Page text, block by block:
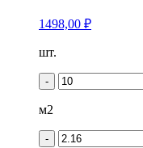
1498,00 ₽
Количество
Кронапласт
-
КЛАЙПЕДА
шт.
-
м2
-